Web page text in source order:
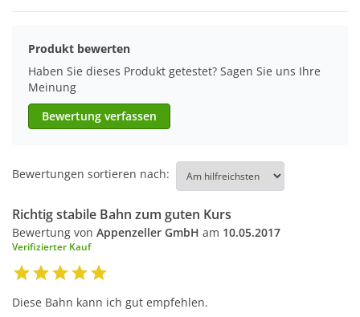
Produkt bewerten
Haben Sie dieses Produkt getestet? Sagen Sie uns Ihre
Meinung
Bewertung verfassen
Bewertungen sortieren nach:
Richtig stabile Bahn zum guten Kurs
Bewertung von Appenzeller GmbH am 10.05.2017
Verifizierter Kauf
Diese Bahn kann ich gut empfehlen.